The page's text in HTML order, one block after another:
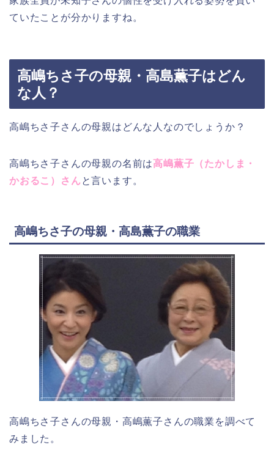
ていたことが分かりますね。
高嶋ちさ子の母親・高島薫子はどん
な人？
高嶋ちさ子さんの母親はどんな人なのでしょうか？
高嶋ちさ子さんの母親の名前は高嶋薫子（たかしま・
かおるこ）さんと言います。
高嶋ちさ子の母親・高島薫子の職業
高嶋ちさ子さんの母親・高嶋薫子さんの職業を調べて
みました。